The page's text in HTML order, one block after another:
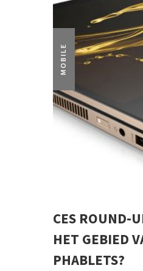
MOBILE
CES ROUND-
HET GEBIED
PHABLETS?